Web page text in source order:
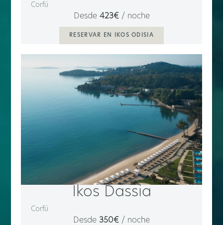
Corfú
Desde 423€/ noche
RESERVAR EN IKOS ODISIA
Ikos Dassia
Corfú
Desde 350€ / noche